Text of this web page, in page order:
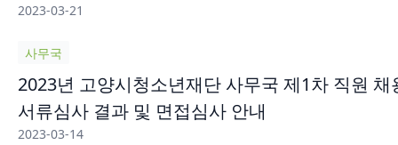
2023-03-21
사무국
2023년 고양시청소년재단 사무국 제1차 직원 채
서류심사 결과 및 면접심사 안내
2023-03-14